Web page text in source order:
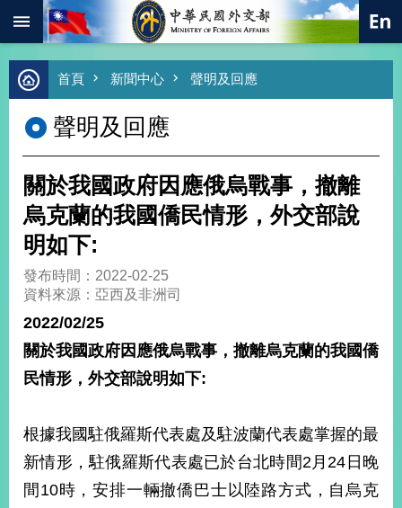
跳到主要內容區塊
進
階
尋
熱
字
總
合
外
交
值
外
交
濟
不
落
國
首頁 新聞中心 聲明及回應
聲明及回應
關於我國政府因應俄烏戰事，撤離
烏克蘭的我國僑民情形，外交部說
明如下:
發布時間：2022-02-25
資料來源：亞西及非洲司
2022/02/25
關於我國政府因應俄烏戰事，撤離烏克蘭的我國僑
民情形，外交部說明如下:
根據我國駐俄羅斯代表處及駐波蘭代表處掌握的最
新情形，駐俄羅斯代表處已於台北時間2月24日晚
間10時，安排一輛撤僑巴士以陸路方式，自烏克